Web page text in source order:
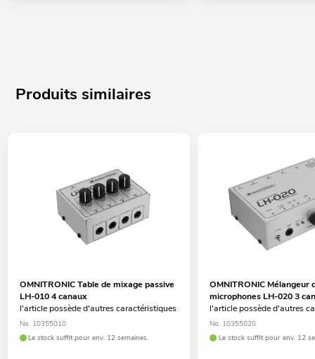
Produits similaires
OMNITRONIC Table de mixage passive
LH-010 4 canaux
l'article possède d'autres caractéristiques
No. 10355010
Le stock suffit pour env. 12 semaines.
OMNITRONIC Mélangeur
microphones LH-020 3
l'article possède d'autres
No. 10355020
Le stock suffit pour env. 12